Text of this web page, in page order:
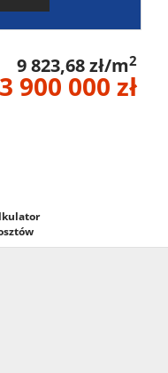
9 823,68 zł/m2
3 900 000 zł